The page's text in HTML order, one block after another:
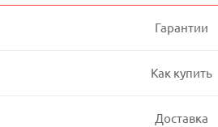
Гарантии
Как купить
Доставка